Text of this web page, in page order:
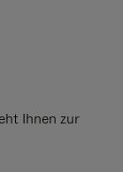
Ihnen zur